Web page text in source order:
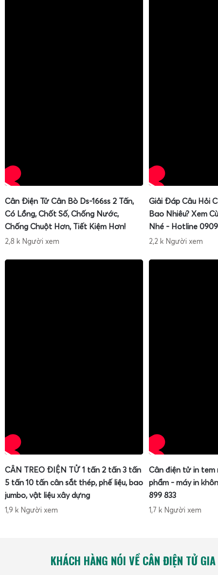
Cân Điện Tử Cân Bò Ds-166ss 2 Tấn,
Có Lồng, Chốt Số, Chống Nước,
Chống Chuột Hơn, Tiết Kiệm Hơn!
2,8 k Người xem
Giải Đáp Câu Hỏi
Bao Nhiêu? Xem
Nhé - Hotline
2,2 k Người xem
CÂN TREO ĐIỆN TỬ 1 tấn 2 tấn 3 tấn
5 tấn 10 tấn cân sắt thép, phế liệu, bao
jumbo, vật liệu xây dựng
1,9 k Người xem
Cân điện tử in tem
phẩm - máy in
899 833
1,7 k Người xem
KHÁCH HÀNG NÓI VỀ CÂN ĐIỆN TỬ